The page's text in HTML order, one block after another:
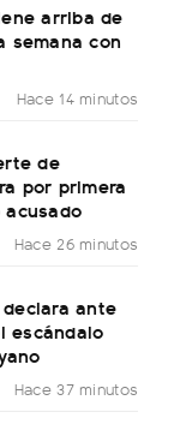
arriba de
semana con
Hace 14 minutos
de
por primera
Hace 26 minutos
ante
escándalo
Hace 37 minutos